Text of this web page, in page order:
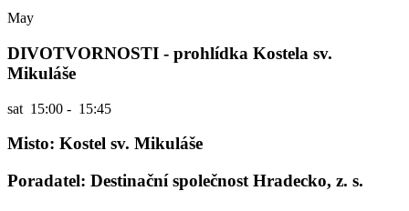
May
DIVOTVORNOSTI - prohlídka Kostela sv.
Mikuláše
sat 15:00 - 15:45
Misto: Kostel sv. Mikuláše
Poradatel: Destinační společnost Hradecko, z. s.